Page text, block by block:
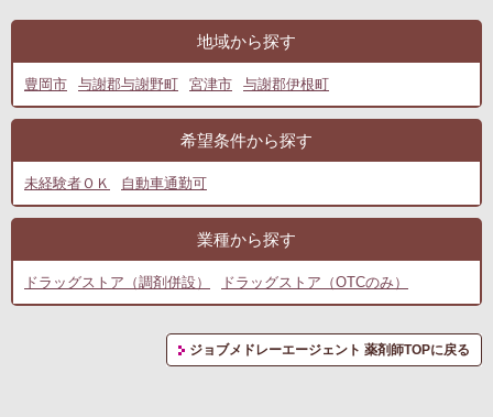
地域から探す
豊岡市 与謝郡与謝野町 宮津市 与謝郡伊根町
希望条件から探す
未経験者ＯＫ 自動車通勤可
業種から探す
ドラッグストア（調剤併設） ドラッグストア（OTCのみ）
ジョブメドレーエージェント 薬剤師TOPに戻る